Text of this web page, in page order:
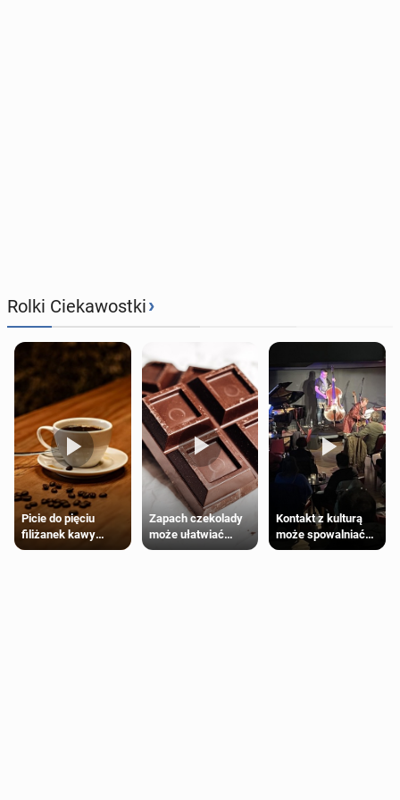
Rolki Ciekawostki›
Picie do pięciu
filiżanek kawy
dziennie jest
Zapach czekolady
może ułatwiać
trening siłowy
Kontakt z kulturą
może spowalniać
starzenie